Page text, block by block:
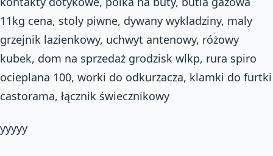
11kg cena, stoly piwne, dywany wykladziny, maly
grzejnik lazienkowy, uchwyt antenowy, różowy
kubek, dom na sprzedaż grodzisk wlkp, rura spiro
ocieplana 100, worki do odkurzacza, klamki do furtki
castorama, łącznik świecznikowy
yyyyy